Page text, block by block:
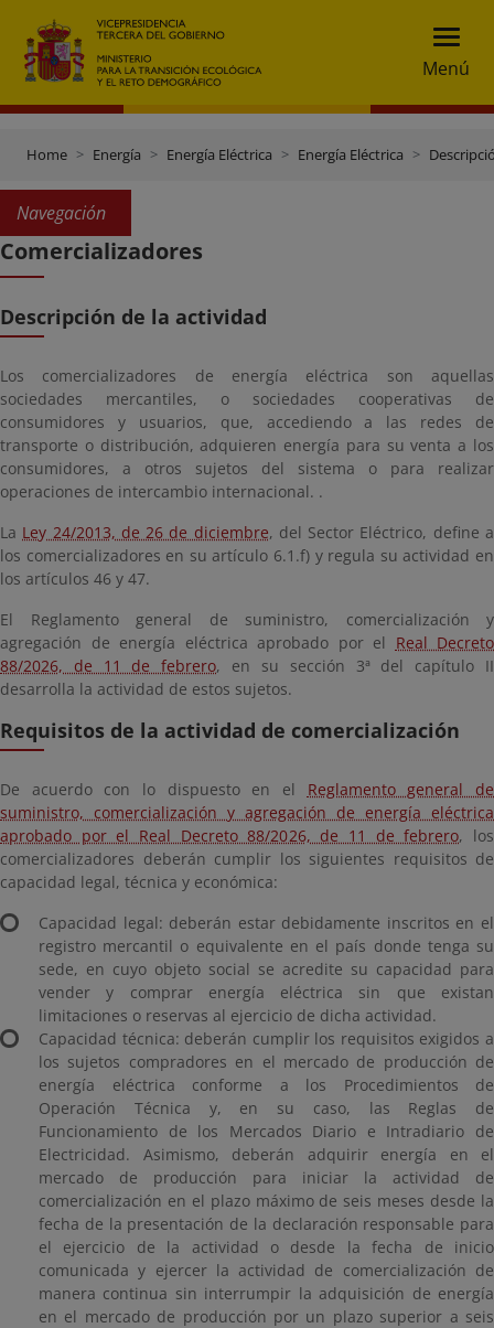
Menú
Home Energía Energía Eléctrica Energía Eléctrica
Navegación
Comercializadores
Descripción de la actividad
Los comercializadores de energía eléctrica son aquellas
sociedades mercantiles, o sociedades cooperativas de
consumidores y usuarios, que, accediendo a las redes de
transporte o distribución, adquieren energía para su venta a los
consumidores, a otros sujetos del sistema o para realizar
operaciones de intercambio internacional. .
La Ley 24/2013, de 26 de diciembre, del Sector Eléctrico, define a
los comercializadores en su artículo 6.1.f) y regula su actividad en
los artículos 46 y 47.
El Reglamento general de suministro, comercialización y
agregación de energía eléctrica aprobado por el Real Decreto
88/2026, de 11 de febrero, en su sección 3ª del capítulo II
desarrolla la actividad de estos sujetos.
Requisitos de la actividad de comercialización
De acuerdo con lo dispuesto en el Reglamento general de
suministro, comercialización y agregación de energía eléctrica
aprobado por el Real Decreto 88/2026, de 11 de febrero, los
comercializadores deberán cumplir los siguientes requisitos de
capacidad legal, técnica y económica:
Capacidad legal: deberán estar debidamente inscritos en el
registro mercantil o equivalente en el país donde tenga su
sede, en cuyo objeto social se acredite su capacidad para
vender y comprar energía eléctrica sin que existan
limitaciones o reservas al ejercicio de dicha actividad.
Capacidad técnica: deberán cumplir los requisitos exigidos a
los sujetos compradores en el mercado de producción de
energía eléctrica conforme a los Procedimientos de
Operación Técnica y, en su caso, las Reglas de
Funcionamiento de los Mercados Diario e Intradiario de
Electricidad. Asimismo, deberán adquirir energía en el
mercado de producción para iniciar la actividad de
comercialización en el plazo máximo de seis meses desde la
fecha de la presentación de la declaración responsable para
el ejercicio de la actividad o desde la fecha de inicio
comunicada y ejercer la actividad de comercialización de
manera continua sin interrumpir la adquisición de energía
en el mercado de producción por un plazo superior a seis